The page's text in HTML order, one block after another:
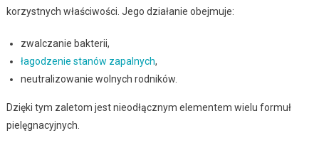
korzystnych właściwości. Jego działanie obejmuje:
zwalczanie bakterii,
łagodzenie stanów zapalnych,
neutralizowanie wolnych rodników.
Dzięki tym zaletom jest nieodłącznym elementem wielu formuł
pielęgnacyjnych.